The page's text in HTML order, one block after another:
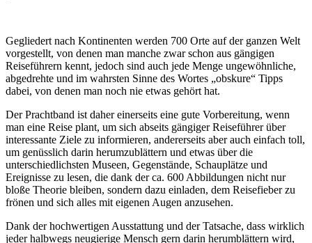
Gegliedert nach Kontinenten werden 700 Orte auf der ganzen Welt
vorgestellt, von denen man manche zwar schon aus gängigen
Reiseführern kennt, jedoch sind auch jede Menge ungewöhnliche,
abgedrehte und im wahrsten Sinne des Wortes „obskure“ Tipps
dabei, von denen man noch nie etwas gehört hat.
Der Prachtband ist daher einerseits eine gute Vorbereitung, wenn
man eine Reise plant, um sich abseits gängiger Reiseführer über
interessante Ziele zu informieren, andererseits aber auch einfach toll,
um genüsslich darin herumzublättern und etwas über die
unterschiedlichsten Museen, Gegenstände, Schauplätze und
Ereignisse zu lesen, die dank der ca. 600 Abbildungen nicht nur
bloße Theorie bleiben, sondern dazu einladen, dem Reisefieber zu
frönen und sich alles mit eigenen Augen anzusehen.
Dank der hochwertigen Ausstattung und der Tatsache, dass wirklich
jeder halbwegs neugierige Mensch gern darin herumblättern wird,